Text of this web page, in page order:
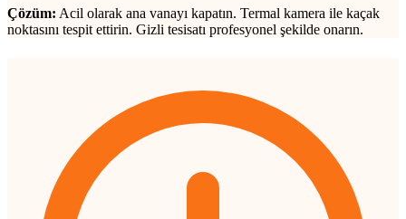
Çözüm: Acil olarak ana vanayı kapatın. Termal kamera ile kaçak
noktasını tespit ettirin. Gizli tesisatı profesyonel şekilde onarın.